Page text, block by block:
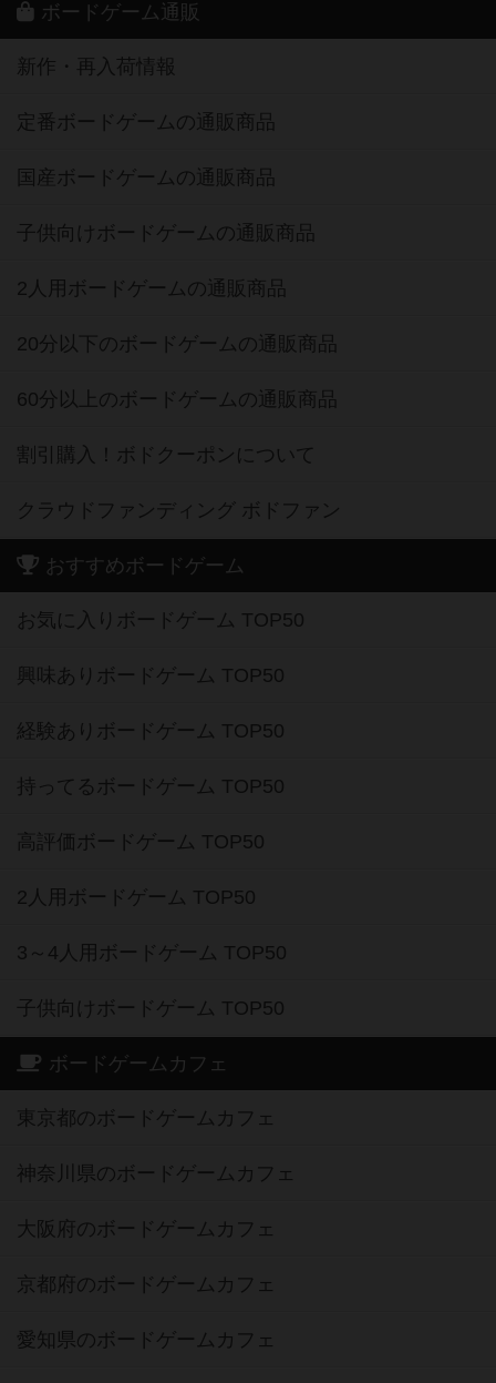
ボードゲーム通販
新作・再入荷情報
定番ボードゲームの通販商品
国産ボードゲームの通販商品
子供向けボードゲームの通販商品
2人用ボードゲームの通販商品
20分以下のボードゲームの通販商品
60分以上のボードゲームの通販商品
割引購入！ボドクーポンについて
クラウドファンディング ボドファン
おすすめボードゲーム
お気に入りボードゲーム TOP50
興味ありボードゲーム TOP50
経験ありボードゲーム TOP50
持ってるボードゲーム TOP50
高評価ボードゲーム TOP50
2人用ボードゲーム TOP50
3～4人用ボードゲーム TOP50
子供向けボードゲーム TOP50
ボードゲームカフェ
東京都のボードゲームカフェ
神奈川県のボードゲームカフェ
大阪府のボードゲームカフェ
京都府のボードゲームカフェ
愛知県のボードゲームカフェ